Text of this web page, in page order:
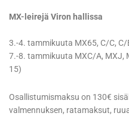
MX-leirejä Viron hallissa
3.-4. tammikuuta MX65, C/C,
7.-8. tammikuuta MXC/A, MXJ,
15)
Osallistumismaksu on 130€
valmennuksen, ratamaksut,